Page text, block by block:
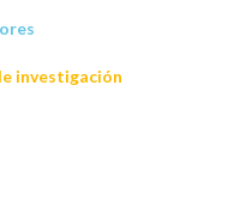
investigación